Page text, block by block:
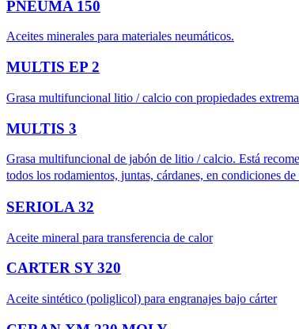
PNEUMA 150
Aceites minerales para materiales neumáticos.
MULTIS EP 2
Grasa multifuncional litio / calcio con propiedades
MULTIS 3
Grasa multifuncional de jabón de litio / calcio. Está
todos los rodamientos, juntas, cárdanes, en condiciones
SERIOLA 32
Aceite mineral para transferencia de calor
CARTER SY 320
Aceite sintético (poliglicol) para engranajes bajo cárter